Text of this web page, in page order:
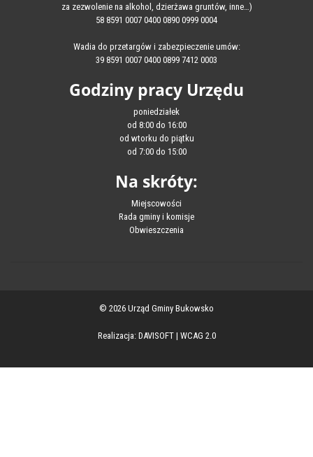
za zezwolenie na alkohol, dzierżawa gruntów, inne…)
58 8591 0007 0400 0890 0999 0004
Wadia do przetargów i zabezpieczenie umów:
39 8591 0007 0400 0899 7412 0003
Godziny pracy Urzędu
poniedziałek
od 8:00 do 16:00
od wtorku do piątku
od 7:00 do 15:00
Na skróty:
Miejscowości
Rada gminy i komisje
Obwieszczenia
© 2026 Urząd Gminy Bukowsko
Realizacja: DAVISOFT| WCAG 2.0